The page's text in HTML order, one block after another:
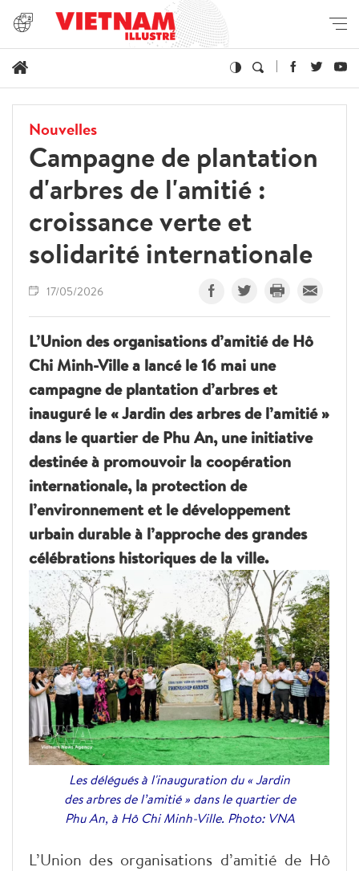
Nouvelles
Campagne de plantation
d'arbres de l'amitié :
croissance verte et
solidarité internationale
17/05/2026
L’Union des organisations d’amitié de Hô
Chi Minh-Ville a lancé le 16 mai une
campagne de plantation d’arbres et
inauguré le « Jardin des arbres de l’amitié »
dans le quartier de Phu An, une initiative
destinée à promouvoir la coopération
internationale, la protection de
l’environnement et le développement
urbain durable à l’approche des grandes
célébrations historiques de la ville.
Les délégués à l'inauguration du « Jardin
des arbres de l’amitié » dans le quartier de
Phu An, à Hô Chi Minh-Ville. Photo: VNA
L’Union des organisations d’amitié de Hô